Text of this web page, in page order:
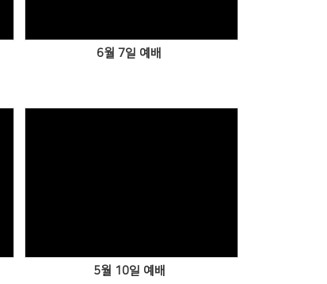
6월 7일 예배
5월 10일 예배